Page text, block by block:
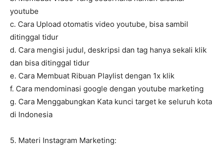
youtube
c. Cara Upload otomatis video youtube, bisa sambil
ditinggal tidur
d. Cara mengisi judul, deskripsi dan tag hanya sekali klik
dan bisa ditinggal tidur
e. Cara Membuat Ribuan Playlist dengan 1x klik
f. Cara mendominasi google dengan youtube marketing
g. Cara Menggabungkan Kata kunci target ke seluruh kota
di Indonesia
5. Materi Instagram Marketing: